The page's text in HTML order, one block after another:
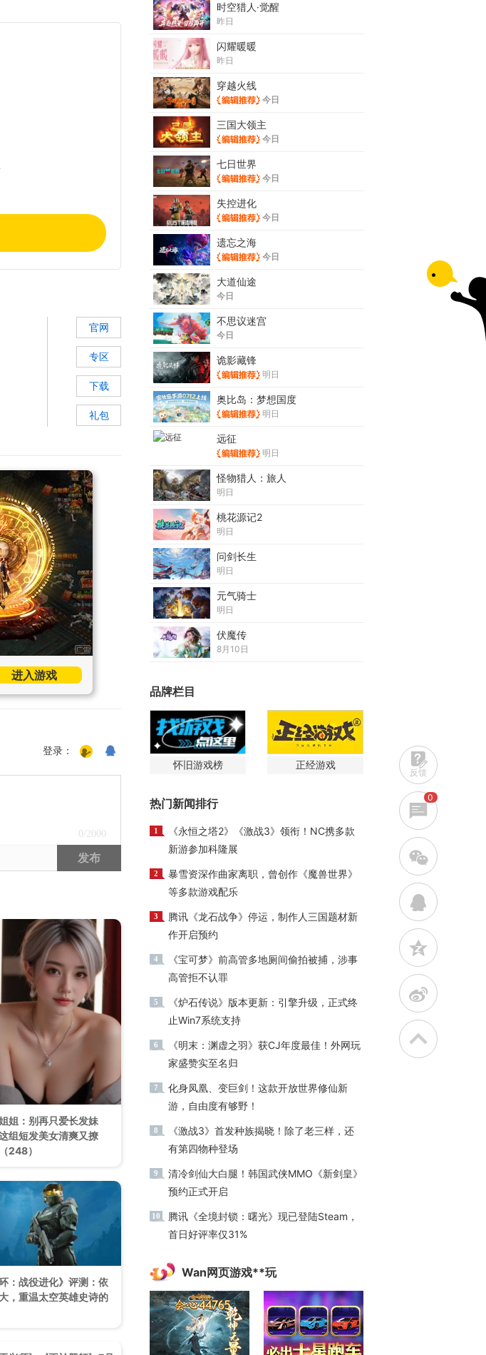
官网
专区
下载
礼包
进入游戏
登录：
0 /2000
发布
姐：别再只爱长发妹
组短发美女清爽又撩
248）
环：战役进化》评测：依
，重温太空英雄史诗的
时空猎人·觉醒
昨日
闪耀暖暖
昨日
穿越火线
今日
三国大领主
今日
七日世界
今日
失控进化
今日
遗忘之海
今日
大道仙途
今日
不思议迷宫
今日
诡影藏锋
明日
奥比岛：梦想国度
明日
远征
明日
怪物猎人：旅人
明日
桃花源记2
明日
问剑长生
明日
元气骑士
明日
伏魔传
8月10日
品牌栏目
怀旧游戏榜 正经游戏
热门新闻排行
1
《永恒之塔2》《激战3》领衔！NC携多款
新游参加科隆展
2
暴雪资深作曲家离职，曾创作《魔兽世界》
等多款游戏配乐
3
腾讯《龙石战争》停运，制作人三国题材新
作开启预约
4
《宝可梦》前高管多地厕间偷拍被捕，涉事
高管拒不认罪
5
《炉石传说》版本更新：引擎升级，正式终
止Win7系统支持
6
《明末：渊虚之羽》获CJ年度最佳！外网玩
家盛赞实至名归
7
化身凤凰、变巨剑！这款开放世界修仙新
游，自由度有够野！
8
《激战3》首发种族揭晓！除了老三样，还
有第四物种登场
9
清冷剑仙大白腿！韩国武侠MMO《新剑皇》
预约正式开启
10
腾讯《全境封锁：曙光》现已登陆Steam，
首日好评率仅31%
Wan网页游戏**玩
反馈
0
w
q
z
t